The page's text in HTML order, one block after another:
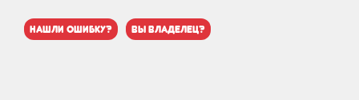
нашли ошибку? вы владелец?